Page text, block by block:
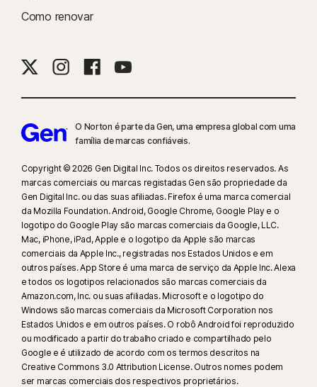
Como renovar
O Norton é parte da Gen, uma empresa global com uma
família de marcas confiáveis.
Copyright © 2026 Gen Digital Inc. Todos os direitos reservados. As
marcas comerciais ou marcas registadas Gen são propriedade da
Gen Digital Inc. ou das suas afiliadas. Firefox é uma marca comercial
da Mozilla Foundation. Android, Google Chrome, Google Play e o
logotipo do Google Play são marcas comerciais da Google, LLC.
Mac, iPhone, iPad, Apple e o logotipo da Apple são marcas
comerciais da Apple Inc., registradas nos Estados Unidos e em
outros países. App Store é uma marca de serviço da Apple Inc. Alexa
e todos os logotipos relacionados são marcas comerciais da
Amazon.com, Inc. ou suas afiliadas. Microsoft e o logotipo do
Windows são marcas comerciais da Microsoft Corporation nos
Estados Unidos e em outros países. O robô Android foi reproduzido
ou modificado a partir do trabalho criado e compartilhado pelo
Google e é utilizado de acordo com os termos descritos na
Creative Commons 3.0 Attribution License. Outros nomes podem
ser marcas comerciais dos respectivos proprietários.